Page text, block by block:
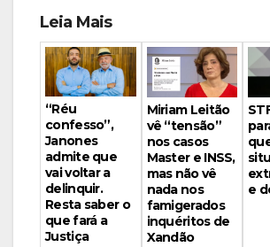
Leia Mais
“Réu
confesso”,
Janones
admite que
vai voltar a
delinquir.
Resta saber o
que fará a
Justiça
Miriam Leitão
vê “tensão”
nos casos
Master e INSS,
mas não vê
nada nos
famigerados
inquéritos de
Xandão
e